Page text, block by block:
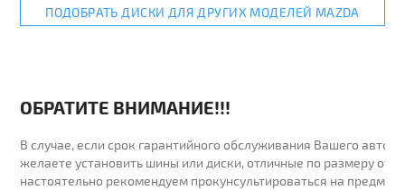
ПОДОБРАТЬ ДИСКИ ДЛЯ ДРУГИХ МОДЕЛЕЙ MAZDA
ОБРАТИТЕ ВНИМАНИЕ!!!
В случае, если срок гарантийного обслуживания Вашего
желаете установить шины или диски, отличные по размеру от
настоятельно рекомендуем прокунсультироваться на предмет